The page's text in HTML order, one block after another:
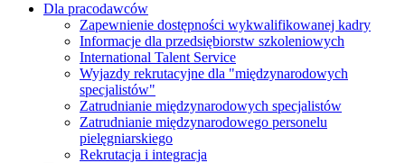
Dla pracodawców
Zapewnienie dostępności wykwalifikowanej kadry
Informacje dla przedsiębiorstw szkoleniowych
International Talent Service
Wyjazdy rekrutacyjne dla "międzynarodowych
specjalistów"
Zatrudnianie międzynarodowych specjalistów
Zatrudnianie międzynarodowego personelu
pielęgniarskiego
Rekrutacja i integracja